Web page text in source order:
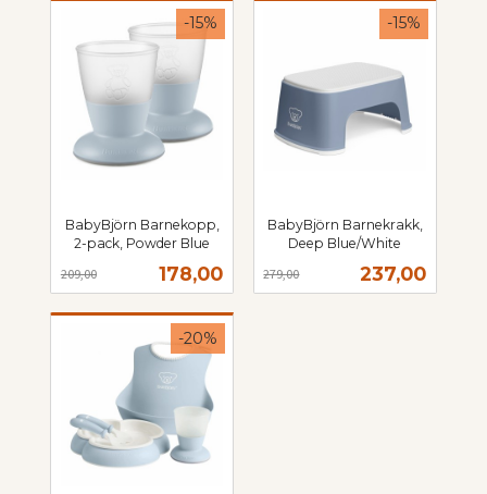
BabyBjörn Barnekopp,
2-pack, Powder Blue
Tilbud
178,00
209,00
-15%
mva.
BabyBjörn Barnekrakk,
Deep Blue/White
Tilbud
237,00
279,00
-15%
mva.
-20%